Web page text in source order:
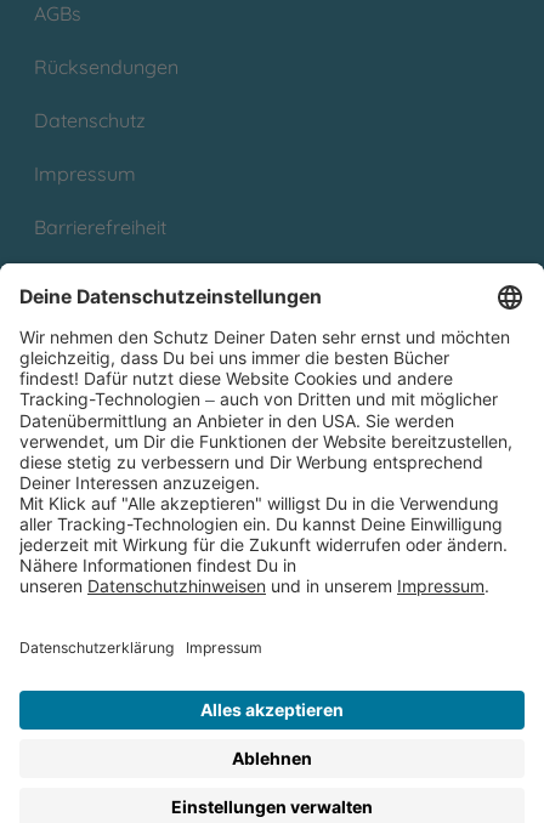
AGBs
Rücksendungen
Datenschutz
Impressum
Barrierefreiheit
Partnerprogramm (Affiliate)
Folge uns auf
* Versandkostenfrei ab 9,00 € Bestellwert innerhalb
Deutschlands
** Lieferzeit 1-3 Werktage innerhalb Deutschlands
Thienemann-Esslinger Verlag GmbH, Blumenstraße 36, D-70182